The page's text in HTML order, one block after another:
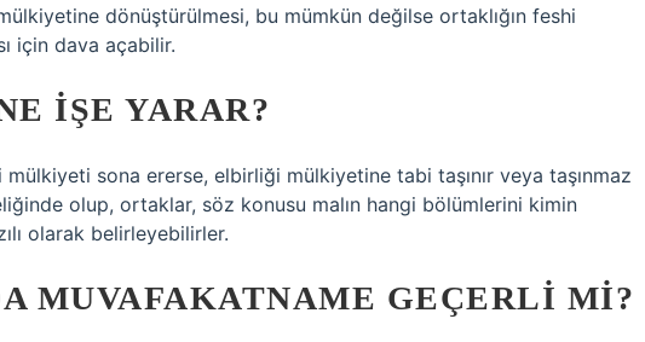
dönüştürülmesi, bu mümkün değilse ortaklığın feshi
için dava açabilir.
IŞE YARAR?
sona ererse, elbirliği mülkiyetine tabi taşınır veya taşınmaz
olup, ortaklar, söz konusu malın hangi bölümlerini kimin
olarak belirleyebilirler.
MUVAFAKATNAME GEÇERLI MI?